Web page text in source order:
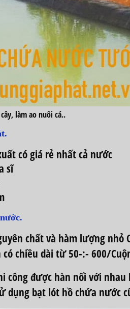
làm ao nuôi cá..
có giá rẻ nhất cả nước
sĩ
chất và hàm lượng nhỏ
chiều dài từ 50-:- 600/
được hàn nối với nhau
dụng bạt lót hồ chứa nước